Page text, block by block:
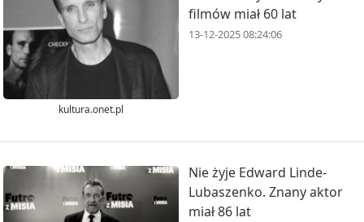
kultura.onet.pl
filmów miał 60 lat
13-12-2025 08:24:06
Nie żyje Edward Linde-
Lubaszenko. Znany aktor
miał 86 lat